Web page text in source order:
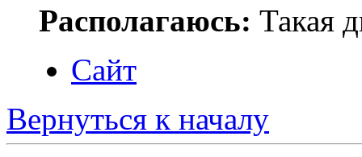
Располагаюсь: Такая
Сайт
Вернуться к началу